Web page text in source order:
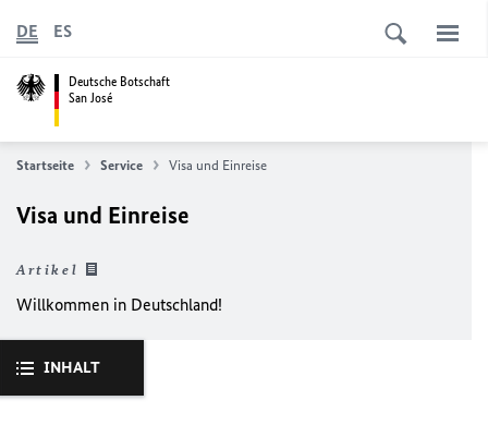
Deutsche Botschaft
San José
DE ES
Startseite Service Visa und Einreise
Visa und Einreise
Artikel
Willkommen in Deutschland!
INHALT